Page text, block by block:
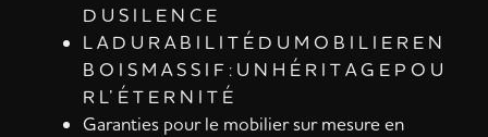
D U S I L E N C E
L A D U R A B I L I T É D U M O B I L I E R E N
B O I S M A S S I F : U N H É R I T A G E P O U
R L’ É T E R N I T É
Garanties pour le mobilier sur mesure en